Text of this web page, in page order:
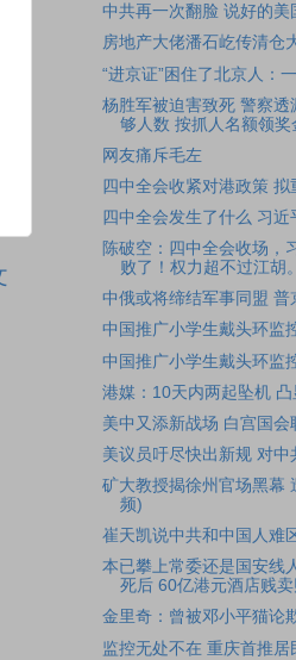
中共再一次翻脸 说好的美
房地产大佬潘石屹传清仓
“进京证”困住了北京人：
杨胜军被迫害致死 警察
够人数 按抓人名额领奖
网友痛斥毛左
四中全会收紧对港政策 拟
四中全会发生了什么 习近
陈破空：四中全会收场，
败了！权力超不过江胡
中俄或将缔结军事同盟 普
中国推广小学生戴头环监
中国推广小学生戴头环监
港媒：10天内两起坠机
美中又添新战场 白宫国
美议员吁尽快出新规 对中
矿大教授揭徐州官场黑幕
频)
崔天凯说中共和中国人难
本已攀上常委还是国安线
死后 60亿港元酒店贱
金里奇：曾被邓小平猫论
监控无处不在 重庆首推居